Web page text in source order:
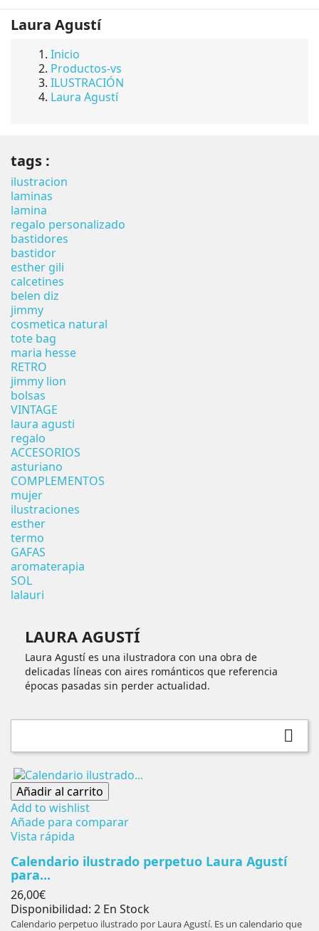
Laura Agustí
Inicio
Productos-vs
ILUSTRACIÓN
Laura Agustí
tags :
ilustracion
laminas
lamina
regalo personalizado
bastidores
bastidor
esther gili
calcetines
belen diz
jimmy
cosmetica natural
tote bag
maria hesse
RETRO
jimmy lion
bolsas
VINTAGE
laura agusti
regalo
ACCESORIOS
asturiano
COMPLEMENTOS
mujer
ilustraciones
esther
termo
GAFAS
aromaterapia
SOL
lalauri
LAURA AGUSTÍ
Laura Agustí es una ilustradora con una obra de
delicadas líneas con aires románticos que referencia
épocas pasadas sin perder actualidad.

Añadir al carrito
Add to wishlist
Añade para comparar
Vista rápida
Calendario ilustrado perpetuo Laura Agustí
para...
Precio
26,00€
Disponibilidad: 2 En Stock
Calendario perpetuo ilustrado por Laura Agustí. Es un calendario que